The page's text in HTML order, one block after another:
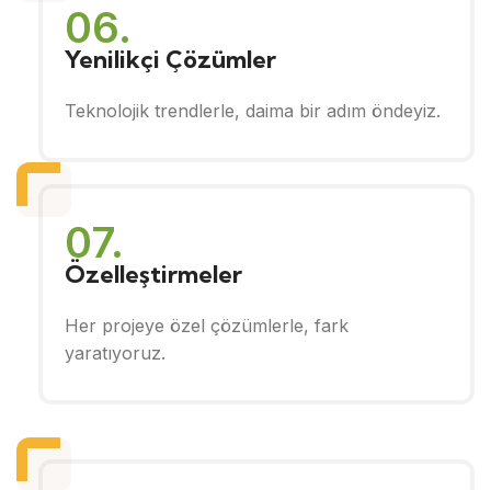
06.
Yenilikçi Çözümler
Teknolojik trendlerle, daima bir adım öndeyiz.
07.
Özelleştirmeler
Her projeye özel çözümlerle, fark
yaratıyoruz.